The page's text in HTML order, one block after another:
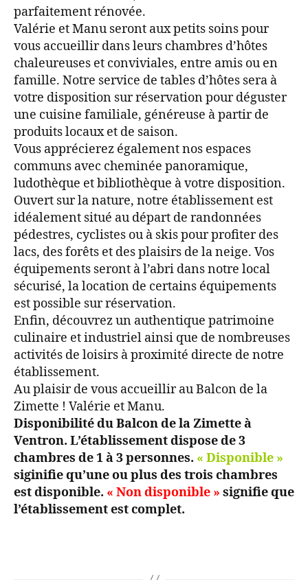
parfaitement rénovée.
Valérie et Manu seront aux petits soins pour
vous accueillir dans leurs chambres d’hôtes
chaleureuses et conviviales, entre amis ou en
famille. Notre service de tables d’hôtes sera à
votre disposition sur réservation pour déguster
une cuisine familiale, généreuse à partir de
produits locaux et de saison.
Vous apprécierez également nos espaces
communs avec cheminée panoramique,
ludothèque et bibliothèque à votre disposition.
Ouvert sur la nature, notre établissement est
idéalement situé au départ de randonnées
pédestres, cyclistes ou à skis pour profiter des
lacs, des forêts et des plaisirs de la neige. Vos
équipements seront à l’abri dans notre local
sécurisé, la location de certains équipements
est possible sur réservation.
Enfin, découvrez un authentique patrimoine
culinaire et industriel ainsi que de nombreuses
activités de loisirs à proximité directe de notre
établissement.
Au plaisir de vous accueillir au Balcon de la
Zimette ! Valérie et Manu.
Disponibilité du Balcon de la Zimette à
Ventron. L’établissement dispose de 3
chambres de 1 à 3 personnes. « Disponible »
siginifie qu’une ou plus des trois chambres
est disponible. « Non disponible » signifie que
l’établissement est complet.